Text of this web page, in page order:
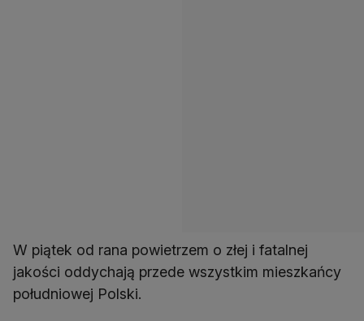
W piątek od rana powietrzem o złej i fatalnej
jakości oddychają przede wszystkim mieszkańcy
południowej Polski.